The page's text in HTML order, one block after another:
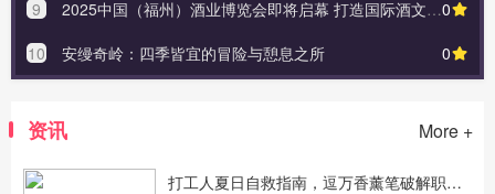
0
9
2025中国（福州）酒业博览会即将启幕 打造国际酒文化盛宴
0
10 安缦奇岭：四季皆宜的冒险与憩息之所
资讯 More +
打工人夏日自救指南，逗万香薰笔破解职场“高温焦虑”